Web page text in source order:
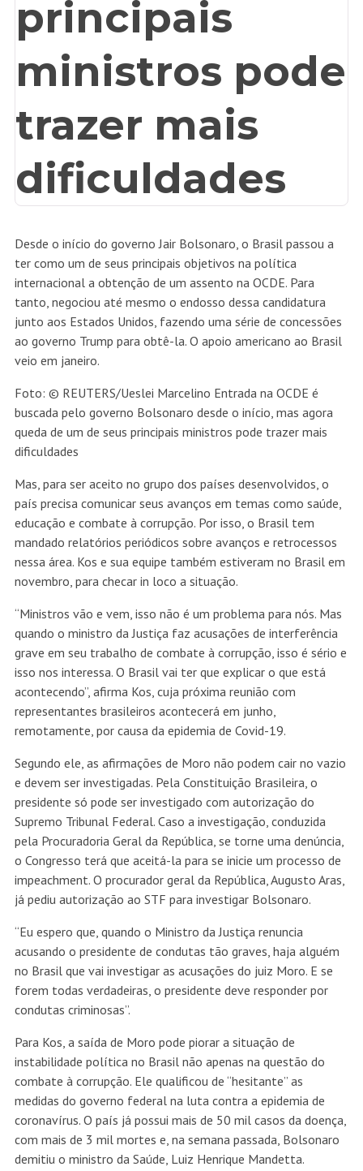
Desde o início do governo Jair Bolsonaro, o Brasil passou a
ter como um de seus principais objetivos na política
internacional a obtenção de um assento na OCDE. Para
tanto, negociou até mesmo o endosso dessa candidatura
junto aos Estados Unidos, fazendo uma série de concessões
ao governo Trump para obtê-la. O apoio americano ao Brasil
veio em janeiro.
Foto: © REUTERS/Ueslei Marcelino Entrada na OCDE é
buscada pelo governo Bolsonaro desde o início, mas agora
queda de um de seus principais ministros pode trazer mais
dificuldades
Mas, para ser aceito no grupo dos países desenvolvidos, o
país precisa comunicar seus avanços em temas como saúde,
educação e combate à corrupção. Por isso, o Brasil tem
mandado relatórios periódicos sobre avanços e retrocessos
nessa área. Kos e sua equipe também estiveram no Brasil em
novembro, para checar in loco a situação.
“Ministros vão e vem, isso não é um problema para nós. Mas
quando o ministro da Justiça faz acusações de interferência
grave em seu trabalho de combate à corrupção, isso é sério e
isso nos interessa. O Brasil vai ter que explicar o que está
acontecendo”, afirma Kos, cuja próxima reunião com
representantes brasileiros acontecerá em junho,
remotamente, por causa da epidemia de Covid-19.
Segundo ele, as afirmações de Moro não podem cair no vazio
e devem ser investigadas. Pela Constituição Brasileira, o
presidente só pode ser investigado com autorização do
Supremo Tribunal Federal. Caso a investigação, conduzida
pela Procuradoria Geral da República, se torne uma denúncia,
o Congresso terá que aceitá-la para se inicie um processo de
impeachment. O procurador geral da República, Augusto Aras,
já pediu autorização ao STF para investigar Bolsonaro.
“Eu espero que, quando o Ministro da Justiça renuncia
acusando o presidente de condutas tão graves, haja alguém
no Brasil que vai investigar as acusações do juiz Moro. E se
forem todas verdadeiras, o presidente deve responder por
condutas criminosas”.
Para Kos, a saída de Moro pode piorar a situação de
instabilidade política no Brasil não apenas na questão do
combate à corrupção. Ele qualificou de “hesitante” as
medidas do governo federal na luta contra a epidemia de
coronavírus. O país já possui mais de 50 mil casos da doença,
com mais de 3 mil mortes e, na semana passada, Bolsonaro
demitiu o ministro da Saúde, Luiz Henrique Mandetta.